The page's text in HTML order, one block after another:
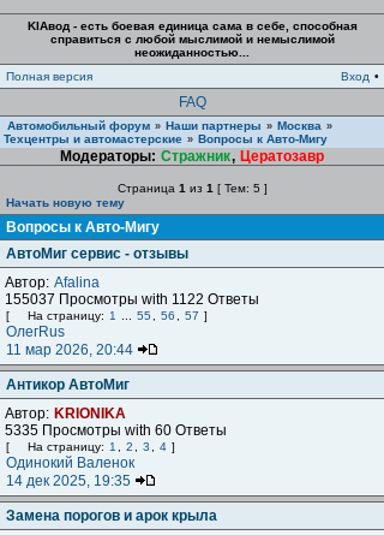
KIAвод - есть боевая единица сама в себе, способная
справиться с любой мыслимой и немыслимой
неожиданностью...
Полная версия
Вход •
FAQ
Автомобильный форум » Наши партнеры » Москва »
Техцентры и автомастерские » Вопросы к Авто-Мигу
Модераторы: Стражник, Цератозавр
Страница 1 из 1 [ Тем: 5 ]
Начать новую тему
Вопросы к Авто-Мигу
АвтоМиг сервис - отзывы
Автор: Afalina
155037 Просмотры with 1122 Ответы
[ На страницу: 1 55 56 57 ]
ОлегRus
11 мар 2026, 20:44
Антикор АвтоМиг
Автор: KRIONIKA
5335 Просмотры with 60 Ответы
[ На страницу: 1 2 3 4 ]
Одинокий Валенок
14 дек 2025, 19:35
Замена порогов и арок крыла